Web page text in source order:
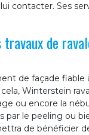
contacter. Ses
de
de façade fiable
Winterstein
ou encore la
le peeling ou
de bénéficier